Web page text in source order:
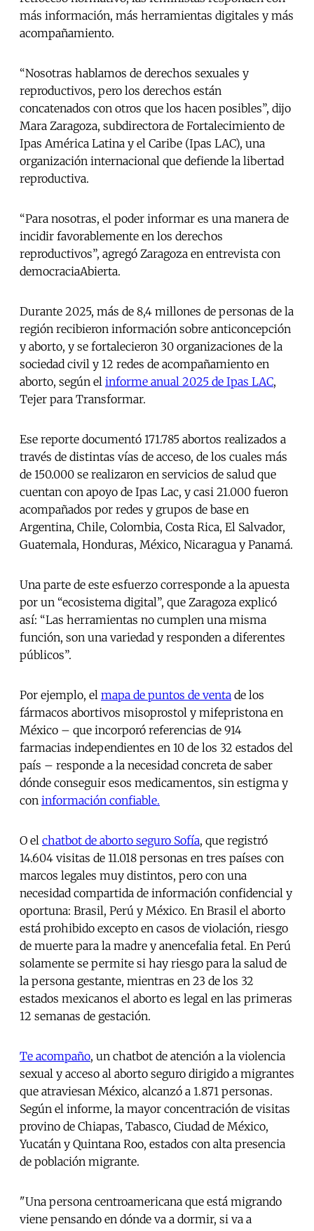
más información, más herramientas digitales y más
acompañamiento.
“Nosotras hablamos de derechos sexuales y
reproductivos, pero los derechos están
concatenados con otros que los hacen posibles”, dijo
Mara Zaragoza, subdirectora de Fortalecimiento de
Ipas América Latina y el Caribe (Ipas LAC), una
organización internacional que defiende la libertad
reproductiva.
“Para nosotras, el poder informar es una manera de
incidir favorablemente en los derechos
reproductivos”, agregó Zaragoza en entrevista con
democraciaAbierta.
Durante 2025, más de 8,4 millones de personas de la
región recibieron información sobre anticoncepción
y aborto, y se fortalecieron 30 organizaciones de la
sociedad civil y 12 redes de acompañamiento en
aborto, según el informe anual 2025 de Ipas LAC,
Tejer para Transformar.
Ese reporte documentó 171.785 abortos realizados a
través de distintas vías de acceso, de los cuales más
de 150.000 se realizaron en servicios de salud que
cuentan con apoyo de Ipas Lac, y casi 21.000 fueron
acompañados por redes y grupos de base en
Argentina, Chile, Colombia, Costa Rica, El Salvador,
Guatemala, Honduras, México, Nicaragua y Panamá.
Una parte de este esfuerzo corresponde a la apuesta
por un “ecosistema digital”, que Zaragoza explicó
así: “Las herramientas no cumplen una misma
función, son una variedad y responden a diferentes
públicos”.
Por ejemplo, el mapa de puntos de venta de los
fármacos abortivos misoprostol y mifepristona en
México – que incorporó referencias de 914
farmacias independientes en 10 de los 32 estados del
país – responde a la necesidad concreta de saber
dónde conseguir esos medicamentos, sin estigma y
con información confiable.
O el chatbot de aborto seguro Sofía, que registró
14.604 visitas de 11.018 personas en tres países con
marcos legales muy distintos, pero con una
necesidad compartida de información confidencial y
oportuna: Brasil, Perú y México. En Brasil el aborto
está prohibido excepto en casos de violación, riesgo
de muerte para la madre y anencefalia fetal. En Perú
solamente se permite si hay riesgo para la salud de
la persona gestante, mientras en 23 de los 32
estados mexicanos el aborto es legal en las primeras
12 semanas de gestación.
Te acompaño, un chatbot de atención a la violencia
sexual y acceso al aborto seguro dirigido a migrantes
que atraviesan México, alcanzó a 1.871 personas.
Según el informe, la mayor concentración de visitas
provino de Chiapas, Tabasco, Ciudad de México,
Yucatán y Quintana Roo, estados con alta presencia
de población migrante.
"Una persona centroamericana que está migrando
viene pensando en dónde va a dormir, si va a